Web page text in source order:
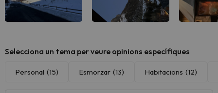
Selecciona un tema per veure opinions específiques
Personal (15) Esmorzar (13) Habitacions (12)